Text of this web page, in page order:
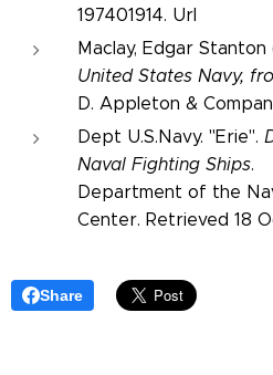
197401914. Url
Maclay, Edgar
United States Navy,
D. Appleton &
Dept U.S.Navy. "Erie".
Naval Fighting Ships.
Department of the
Center. Retrieved 18
Share